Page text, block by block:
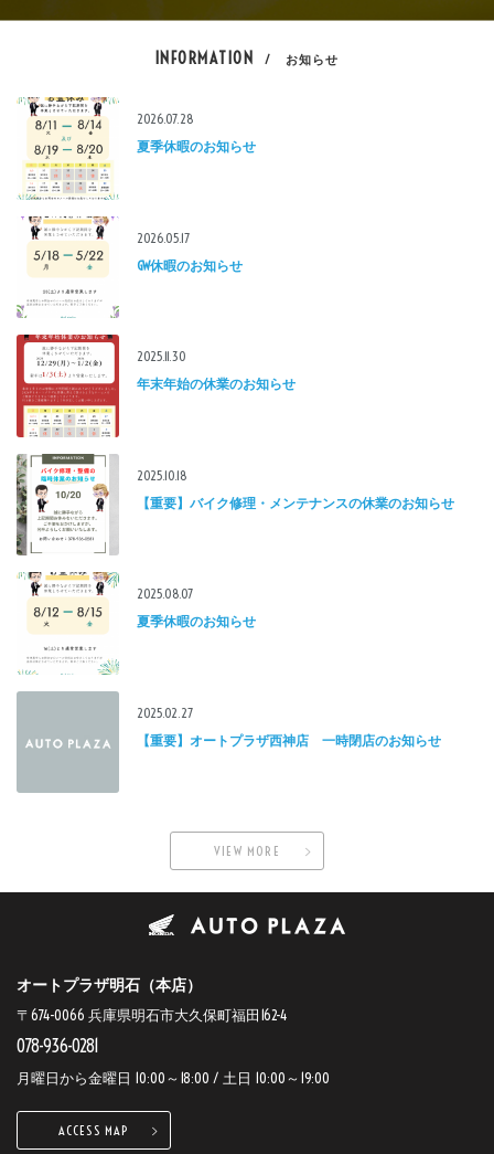
INFORMATION / お知らせ
2026.07.28
夏季休暇のお知らせ
2026.05.17
GW休暇のお知らせ
2025.11.30
年末年始の休業のお知らせ
2025.10.18
【重要】バイク修理・メンテナンスの休業のお知らせ
2025.08.07
夏季休暇のお知らせ
2025.02.27
【重要】オートプラザ西神店 一時閉店のお知らせ
VIEW MORE
オートプラザ明石（本店）
〒674-0066 兵庫県明石市大久保町福田162-4
078-936-0281
月曜日から金曜日 10:00～18:00 / 土日 10:00～19:00
ACCESS MAP